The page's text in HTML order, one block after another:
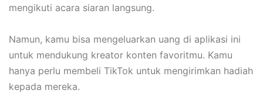
mengikuti acara siaran langsung.
Namun, kamu bisa mengeluarkan uang di aplikasi ini
untuk mendukung kreator konten favoritmu. Kamu
hanya perlu membeli TikTok untuk mengirimkan hadiah
kepada mereka.